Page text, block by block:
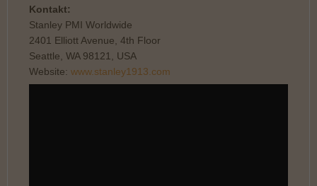
Kontakt:
Stanley PMI Worldwide
2401 Elliott Avenue, 4th Floor
Seattle, WA 98121, USA
Website: www.stanley1913.com